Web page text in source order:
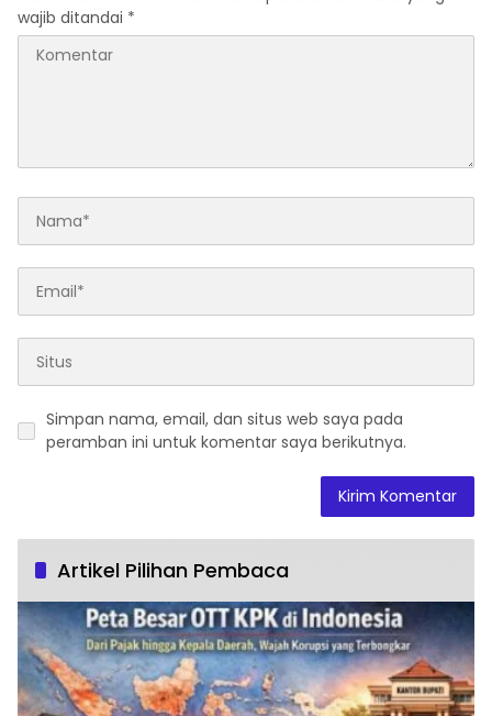
wajib ditandai *
Simpan nama, email, dan situs web saya pada
peramban ini untuk komentar saya berikutnya.
Artikel Pilihan Pembaca